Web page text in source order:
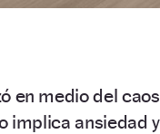
en medio del
implica ansiedad